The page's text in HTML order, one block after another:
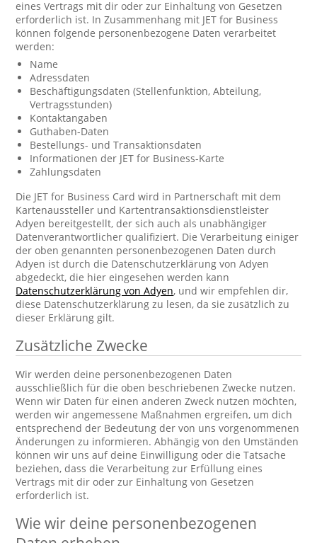
eines Vertrags mit dir oder zur Einhaltung von Gesetzen
erforderlich ist. In Zusammenhang mit JET for Business
können folgende personenbezogene Daten verarbeitet
werden:
Name
Adressdaten
Beschäftigungsdaten (Stellenfunktion, Abteilung,
Vertragsstunden)
Kontaktangaben
Guthaben-Daten
Bestellungs- und Transaktionsdaten
Informationen der JET for Business-Karte
Zahlungsdaten
Die JET for Business Card wird in Partnerschaft mit dem
Kartenaussteller und Kartentransaktionsdienstleister
Adyen bereitgestellt, der sich auch als unabhängiger
Datenverantwortlicher qualifiziert. Die Verarbeitung einiger
der oben genannten personenbezogenen Daten durch
Adyen ist durch die Datenschutzerklärung von Adyen
abgedeckt, die hier eingesehen werden kann
Datenschutzerklärung von Adyen, und wir empfehlen dir,
diese Datenschutzerklärung zu lesen, da sie zusätzlich zu
dieser Erklärung gilt.
Zusätzliche Zwecke
Wir werden deine personenbezogenen Daten
ausschließlich für die oben beschriebenen Zwecke nutzen.
Wenn wir Daten für einen anderen Zweck nutzen möchten,
werden wir angemessene Maßnahmen ergreifen, um dich
entsprechend der Bedeutung der von uns vorgenommenen
Änderungen zu informieren. Abhängig von den Umständen
können wir uns auf deine Einwilligung oder die Tatsache
beziehen, dass die Verarbeitung zur Erfüllung eines
Vertrags mit dir oder zur Einhaltung von Gesetzen
erforderlich ist.
Wie wir deine personenbezogenen